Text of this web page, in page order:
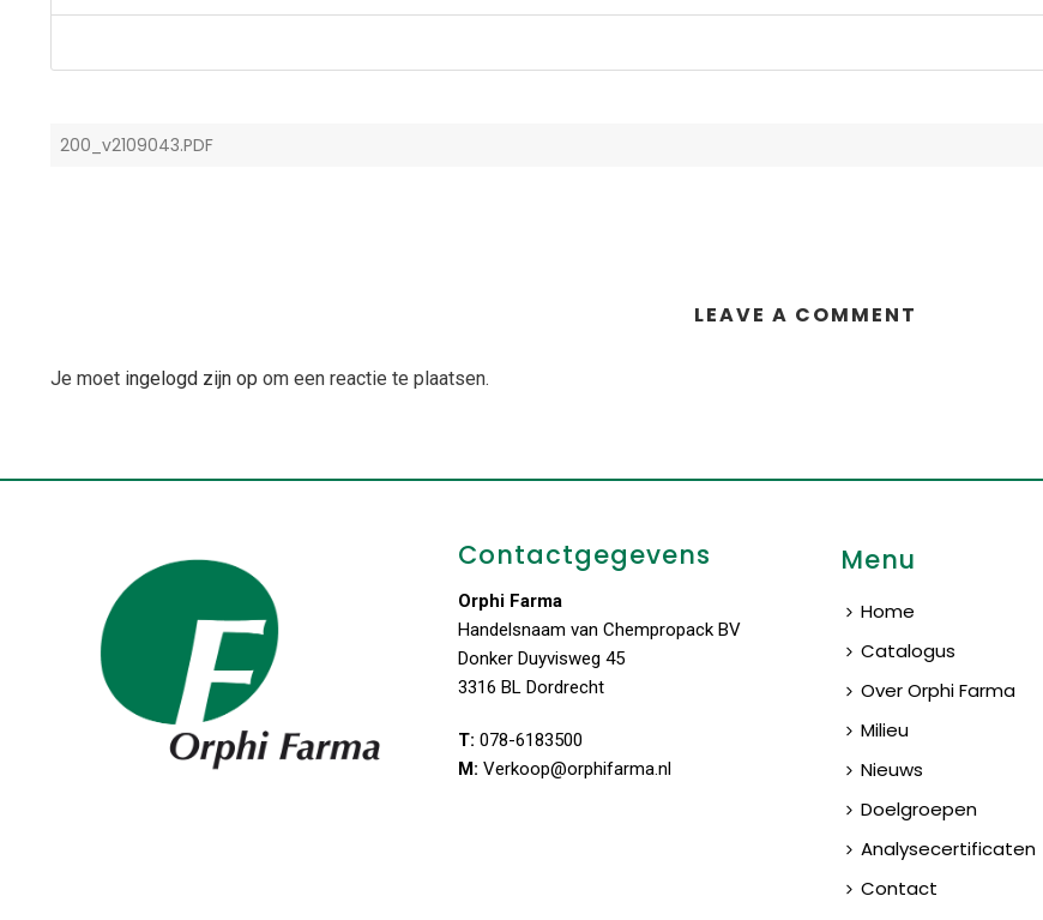
200_v2109043.PDF
LEAVE A COMMENT
Je moet ingelogd zijn op om een reactie te plaatsen.
Contactgegevens
Orphi Farma
Handelsnaam van Chempropack BV
Donker Duyvisweg 45
3316 BL Dordrecht
T: 078-6183500
M: Verkoop@orphifarma.nl
Menu
Home
Catalogus
Over Orphi Farma
Milieu
Nieuws
Doelgroepen
Analysecertificaten
Contact